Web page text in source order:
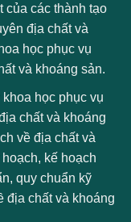
của các thành tạo
địa chất và
học phục vụ
và khoáng sản.
học phục vụ
chất và khoáng
về địa chất và
kế hoạch
quy chuẩn kỹ
địa chất và khoáng